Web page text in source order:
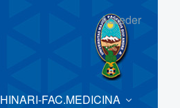
Acceder
HINARI-FAC.MEDICINA